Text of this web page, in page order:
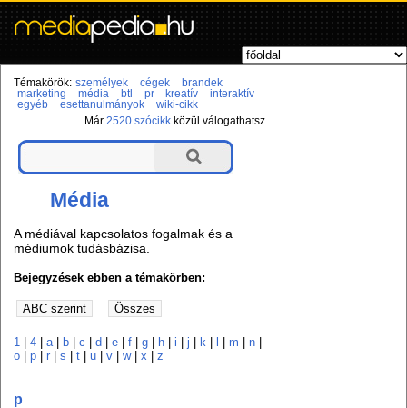
Témakörök: személyek cégek
brandek
marketing
média btl pr kreatív
interaktív
egyéb
esettanulmányok
wiki-cikk
Már2520 szócikk közül válogathatsz.
Média
A médiával kapcsolatos fogalmak és a
médiumok tudásbázisa.
Bejegyzések ebben a témakörben:
1 |4 |a| b |c |d |e |f |g h |i |j k |m |n
o |p |r |s |t |u |v |w|x |z
p